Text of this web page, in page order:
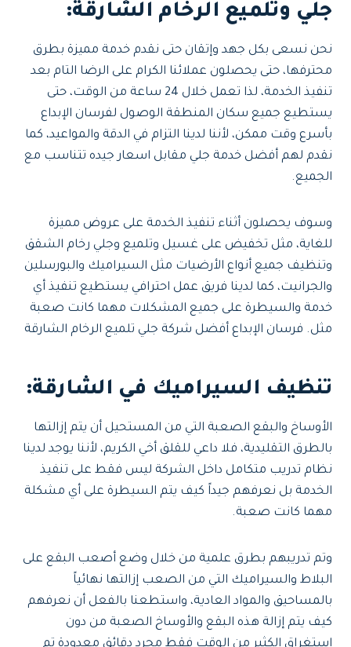
جلي وتلميع الرخام الشارقة:
نحن نسعى بكل جهد وإتقان حتى نقدم خدمة مميزة بطرق
محترفها، حتى يحصلون عملائنا الكرام على الرضا التام بعد
تنفيذ الخدمة، لذا تعمل خلال 24 ساعة من الوقت، حتى
يستطيع جميع سكان المنطقة الوصول لفرسان الإبداع
بأسرع وقت ممكن، لأننا لدينا التزام في الدقة والمواعيد، كما
نقدم لهم أفضل خدمة جلي مقابل اسعار جيده تتناسب مع
الجميع.
وسوف يحصلون أثناء تنفيذ الخدمة على عروض مميزة
للغاية، مثل تخفيض على غسيل وتلميع وجلي رخام الشقق
وتنظيف جميع أنواع الأرضيات مثل السيراميك والبورسلين
والجرانيت، كما لدينا فريق عمل احترافي يستطيع تنفيذ أي
خدمة والسيطرة على جميع المشكلات مهما كانت صعبة
مثل. فرسان الإبداع أفضل شركة جلي تلميع الرخام الشارقة
تنظيف السيراميك في الشارقة:
الأوساخ والبقع الصعبة التي من المستحيل أن يتم إزالتها
بالطرق التقليدية، فلا داعي للقلق أخي الكريم، لأننا يوجد لدينا
نظام تدريب متكامل داخل الشركة ليس فقط على تنفيذ
الخدمة بل نعرفهم جيداً كيف يتم السيطرة على أي مشكلة
مهما كانت صعبة.
وتم تدريبهم بطرق علمية من خلال وضع أصعب البقع على
البلاط والسيراميك التي من الصعب إزالتها نهائياً
بالمساحيق والمواد العادية، واستطعنا بالفعل أن نعرفهم
كيف يتم إزالة هذه البقع والأوساخ الصعبة من دون
استغراق الكثير من الوقت فقط مجرد دقائق معدودة تم